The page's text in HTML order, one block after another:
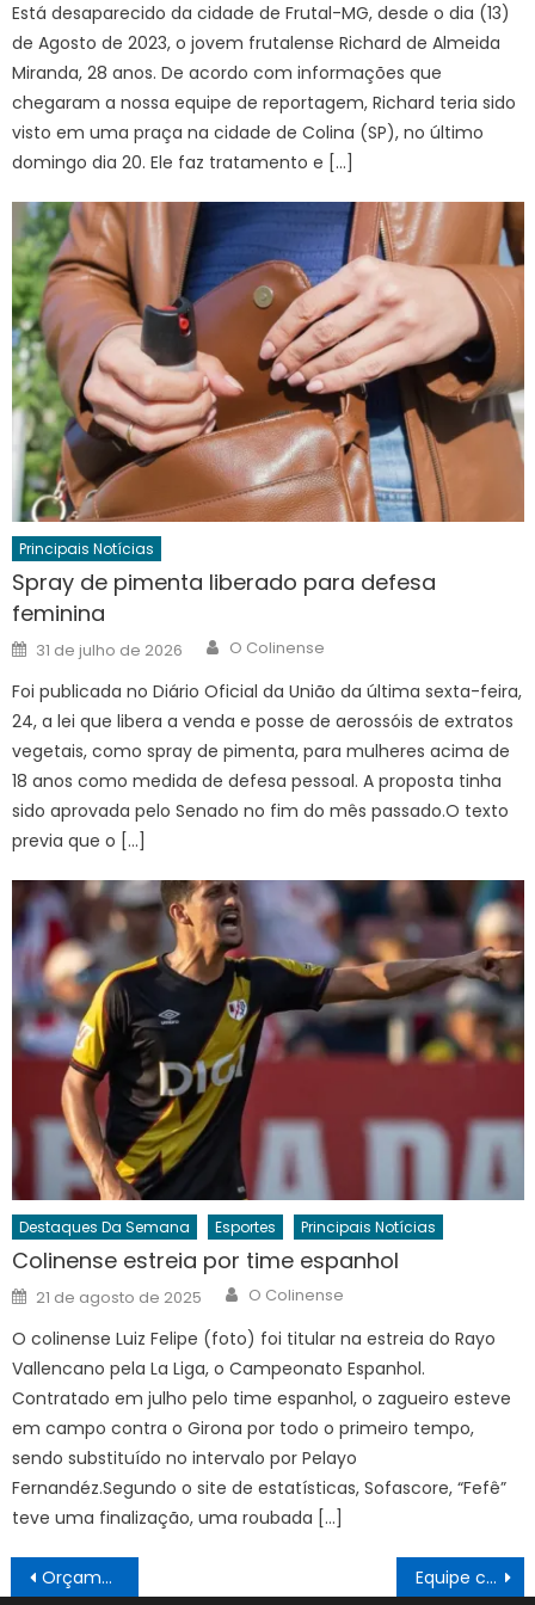
Está desaparecido da cidade de Frutal-MG, desde o dia (13)
de Agosto de 2023, o jovem frutalense Richard de Almeida
Miranda, 28 anos. De acordo com informações que
chegaram a nossa equipe de reportagem, Richard teria sido
visto em uma praça na cidade de Colina (SP), no último
domingo dia 20. Ele faz tratamento e […]
Principais Notícias
Spray de pimenta liberado para defesa
feminina
Posted
on
31 de julho de 2026 Author
O Colinense
Foi publicada no Diário Oficial da União da última sexta-feira,
24, a lei que libera a venda e posse de aerossóis de extratos
vegetais, como spray de pimenta, para mulheres acima de
18 anos como medida de defesa pessoal. A proposta tinha
sido aprovada pelo Senado no fim do mês passado.O texto
previa que o […]
Destaques Da Semana Esportes Principais Notícias
Colinense estreia por time espanhol
Posted
on
21 de agosto de 2025 Author
O Colinense
O colinense Luiz Felipe (foto) foi titular na estreia do Rayo
Vallencano pela La Liga, o Campeonato Espanhol.
Contratado em julho pelo time espanhol, o zagueiro esteve
em campo contra o Girona por todo o primeiro tempo,
sendo substituído no intervalo por Pelayo
Fernandéz.Segundo o site de estatísticas, Sofascore, “Fefê”
teve uma finalização, uma roubada […]
Navegação
Orçamento de 2023 é de R$ 152,6 milhões Equipe conquista medalhas no jiu-jitsu